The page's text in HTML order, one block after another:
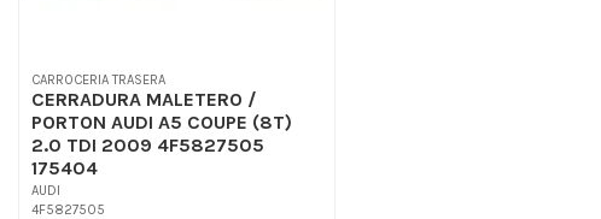
CARROCERIA TRASERA
CERRADURA MALETERO /
PORTON AUDI A5 COUPE (8T)
2.0 TDI 2009 4F5827505
175404
AUDI
4F5827505